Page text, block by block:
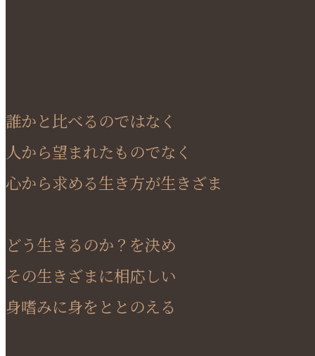
誰かと比べるのではなく
人から望まれたものでなく
心から求める生き方が生きざま
どう生きるのか？を決め
その生きざまに相応しい
身嗜みに身をととのえる